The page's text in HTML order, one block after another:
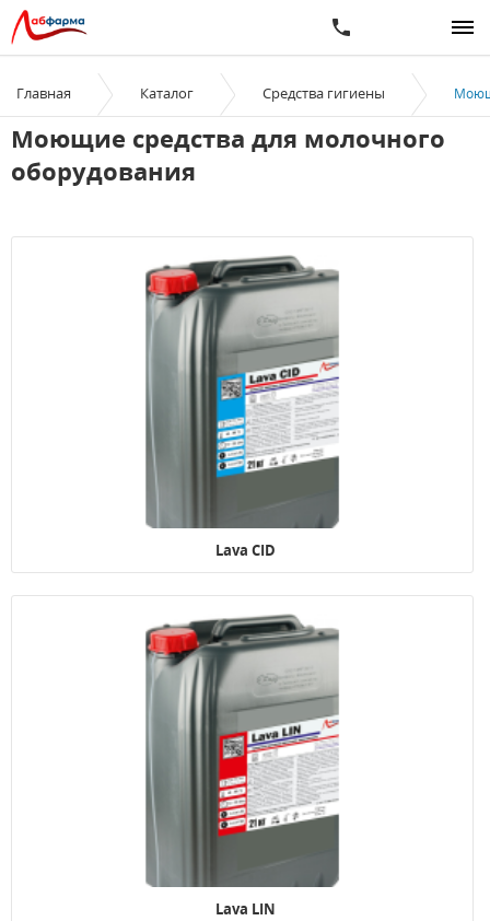
Главная Каталог Средства гигиены
Моющие средства для молочного
оборудования
Lava CID
Lava LIN